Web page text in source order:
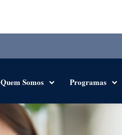
Quem Somos Programas